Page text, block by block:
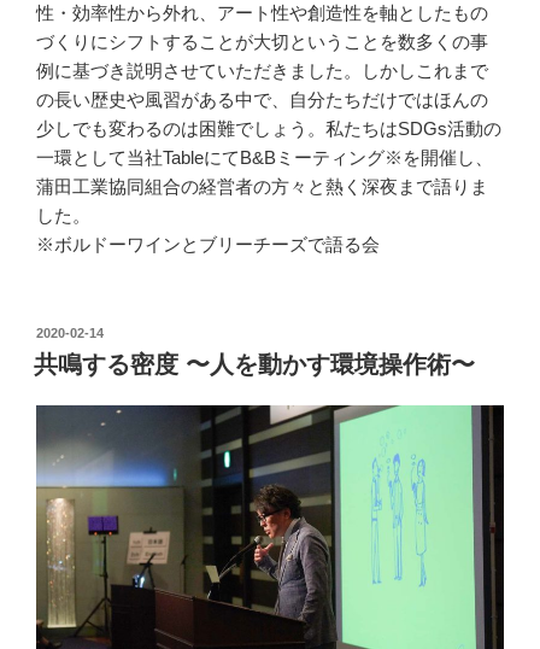
性・効率性から外れ、アート性や創造性を軸としたもの
づくりにシフトすることが大切ということを数多くの事
例に基づき説明させていただきました。しかしこれまで
の長い歴史や風習がある中で、自分たちだけではほんの
少しでも変わるのは困難でしょう。私たちはSDGs活動の
一環として当社TableにてB&Bミーティング※を開催し、
蒲田工業協同組合の経営者の方々と熱く深夜まで語りま
した。
※ボルドーワインとブリーチーズで語る会
投
稿
日:
2020-02-14
共鳴する密度 〜人を動かす環境操作術〜